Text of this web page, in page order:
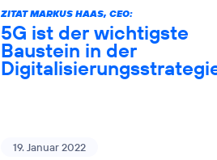
ZITAT MARKUS HAAS, CEO:
5G ist der wichtigste
Baustein in der
19. Januar 2022